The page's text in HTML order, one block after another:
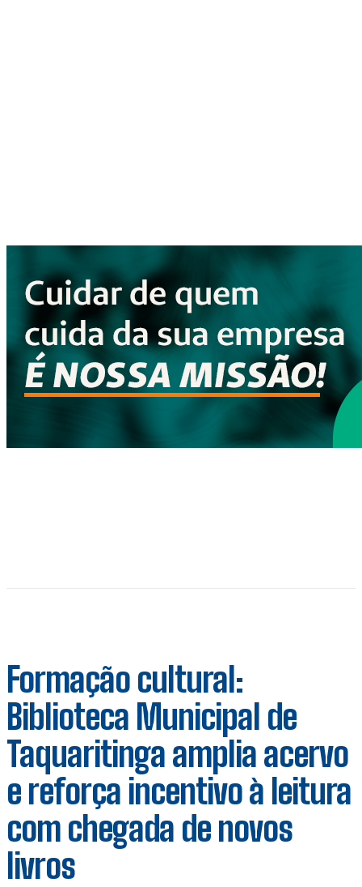
Formação cultural:
Biblioteca Municipal de
Taquaritinga amplia acervo
e reforça incentivo à leitura
com chegada de novos
livros